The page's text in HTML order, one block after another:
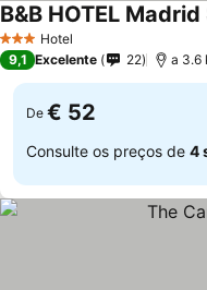
3 EstrelasHotel
B&B HOTEL
9,1 Excelente 22 a 3.6
De € 52
Consulte os preços de 4